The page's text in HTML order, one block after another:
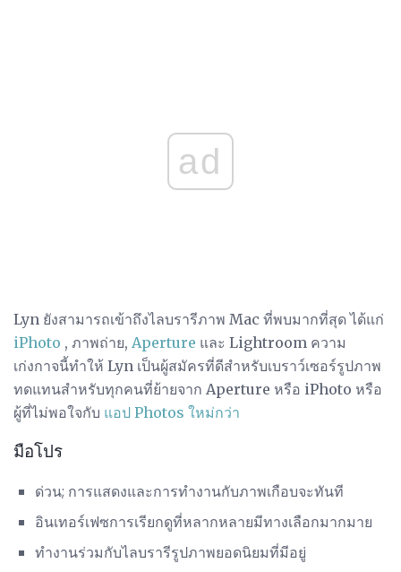
ad
Lyn ยังสามารถเข้าถึงไลบรารีภาพ Mac ที่พบมากที่สุด ได้แก่
iPhoto , ภาพถ่าย, Aperture และ Lightroom ความ
เก่งกาจนี้ทำให้ Lyn เป็นผู้สมัครที่ดีสำหรับเบราว์เซอร์รูปภาพ
ทดแทนสำหรับทุกคนที่ย้ายจาก Aperture หรือ iPhoto หรือ
ผู้ที่ไม่พอใจกับ แอป Photos ใหม่กว่า
มือโปร
ด่วน; การแสดงและการทำงานกับภาพเกือบจะทันที
อินเทอร์เฟซการเรียกดูที่หลากหลายมีทางเลือกมากมาย
ทำงานร่วมกับไลบรารีรูปภาพยอดนิยมที่มีอยู่